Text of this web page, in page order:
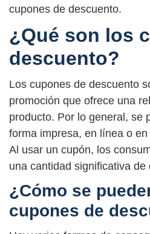
cupones de descuento.
¿Qué son los
descuento?
Los cupones de descuento
promoción que ofrece una
producto. Por lo general, se
forma impresa, en línea o
Al usar un cupón, los
una cantidad significativa
¿Cómo se
cupones de